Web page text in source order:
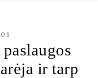
ir tarp